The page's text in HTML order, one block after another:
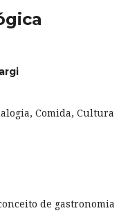
Comida, Cultura
de gastronomia